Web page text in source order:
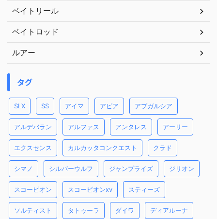
ベイトリール
ベイトロッド
ルアー
タグ
SLX SS アイマ アピア アブガルシア
アルデバラン アルファス アンタレス アーリー
エクスセンス カルカッタコンクエスト クラド
シマノ シルバーウルフ ジャンプライズ ジリオン
スコーピオン スコーピオンxv スティーズ
ソルティスト タトゥーラ ダイワ ディアルーナ